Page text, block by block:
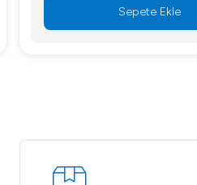
Sepete Ekle